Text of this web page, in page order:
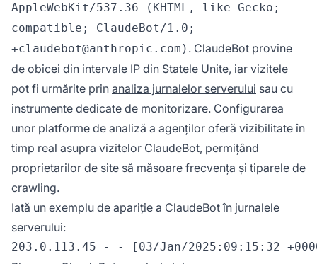
AppleWebKit/537.36 (KHTML, like Gecko;
compatible; ClaudeBot/1.0;
+claudebot@anthropic.com) . ClaudeBot provine
de obicei din intervale IP din Statele Unite, iar vizitele
pot fi urmărite prin analiza jurnalelor serverului sau cu
instrumente dedicate de monitorizare. Configurarea
unor platforme de analiză a agenților oferă vizibilitate în
timp real asupra vizitelor ClaudeBot, permițând
proprietarilor de site să măsoare frecvența și tiparele de
crawling.
Iată un exemplu de apariție a ClaudeBot în jurnalele
serverului: